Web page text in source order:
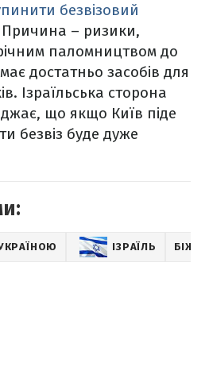
безвізовий
Причина – ризики,
паломництвом до
достатньо засобів для
Ізраїльська сторона
що якщо Київ піде
безвіз буде дуже
ІЗРАЇЛЬ